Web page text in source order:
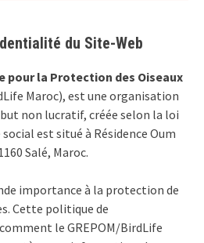
du Site-Web
pour la Protection des Oiseaux
Maroc), est une organisation
non lucratif, créée selon la loi
est situé à Résidence Oum
Salé, Maroc.
importance à la protection de
Cette politique de
le GREPOM/BirdLife